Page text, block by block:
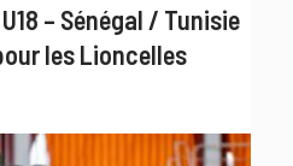
– Sénégal / Tunisie
les Lioncelles